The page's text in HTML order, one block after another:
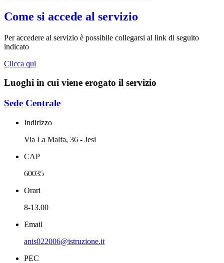
Come si accede al servizio
Per accedere al servizio è possibile collegarsi al link di seguito
indicato
Clicca qui
Luoghi in cui viene erogato il servizio
Sede Centrale
Indirizzo
Via La Malfa, 36 - Jesi
CAP
60035
Orari
8-13.00
Email
anis022006@istruzione.it
PEC